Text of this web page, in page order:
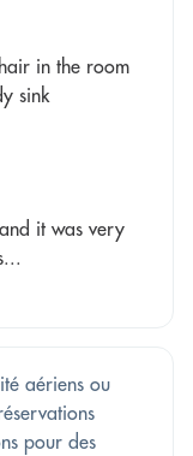
in the room
sink
it was very
aériens ou
pour des